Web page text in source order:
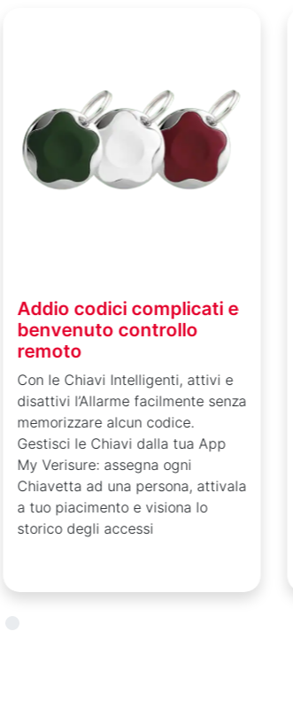
I Sensori di Movimento hanno una
fotocamera a colori in HD per
scattare foto all’intruso. In caso di
pericolo, la Centrale Operativa
verifica le foto e allerta i soccorsi.